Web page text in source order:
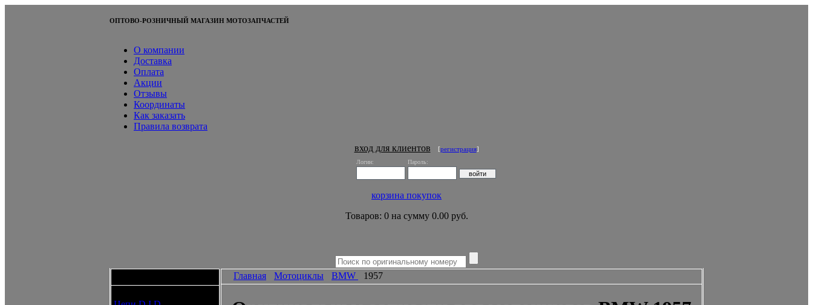
ОПТОВО-РОЗНИЧНЫЙ МАГАЗИН МОТОЗАПЧАСТЕЙ
О компании
Доставка
Оплата
Акции
Отзывы
Координаты
Как заказать
Правила возврата
вход для клиентов [регистрация]
Логин: Пароль:
корзина покупок
Товаров: 0 на сумму 0.00 руб.
Главная Мотоциклы BMW 1957